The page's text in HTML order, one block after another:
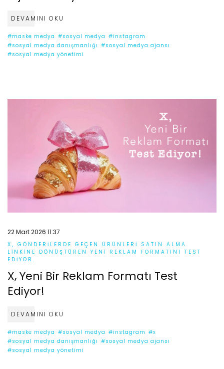
DEVAMINI OKU
#maske medya #sosyal medya #instagram
#sosyal medya danışmanlığı #sosyal medya ajansı
#sosyal medya yönetimi
22 Mart 2026 11:37
X, GÖNDERILERDE GEÇEN ÜRÜNLERI SATIN ALMA
LINKINE DÖNÜŞTÜREN YENI REKLAM FORMATINI TEST
EDIYOR.
X, Yeni Bir Reklam Formatı Test
Ediyor!
DEVAMINI OKU
#maske medya #sosyal medya #instagram #x
#sosyal medya danışmanlığı #sosyal medya ajansı
#sosyal medya yönetimi